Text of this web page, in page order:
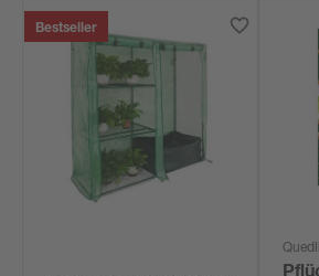
Bestseller